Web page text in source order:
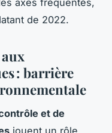
de 2022.
: barrière
et de